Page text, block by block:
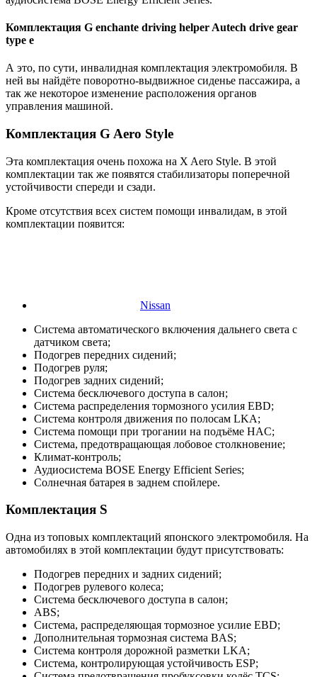
Комплектация G enchante driving helper Autech drive gear
type e
А это, по сути, инвалидная комплектация электромобиля. В
ней вы найдёте поворотно-выдвижное сиденье пассажира, а
так же некоторое изменение расположения органов
управления машиной.
Комплектация G Aero Style
Эта комплектация очень похожа на X Aero Style. В этой
комплектации так же появятся стабилизаторы поперечной
устойчивости спереди и сзади.
Кроме отсутствия всех систем помощи инвалидам, в этой
комплектации появится:
Nissan
Система автоматического включения дальнего света с
датчиком света;
Подогрев передних сидений;
Подогрев руля;
Подогрев задних сидений;
Система бесключевого доступа в салон;
Система распределения тормозного усилия EBD;
Система контроля движения по полосам LKA;
Система помощи при трогании на подъёме HAC;
Система, предотвращающая лобовое столкновение;
Климат-контроль;
Аудиосистема BOSE Energy Efficient Series;
Солнечная батарея в заднем спойлере.
Комплектация S
Одна из топовых комплектаций японского электромобиля. На
автомобилях в этой комплектации будут присутствовать:
Подогрев передних и задних сидений;
Подогрев рулевого колеса;
Система бесключевого доступа в салон;
ABS;
Система, распределяющая тормозное усилие EBD;
Дополнительная тормозная система BAS;
Система контроля дорожной разметки LKA;
Система, контролирующая устойчивость ESP;